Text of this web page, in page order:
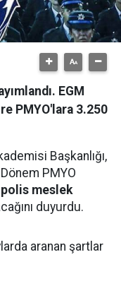
EGM
PMYO'lara 3.250
Başkanlığı,
PMYO
meslek
duyurdu.
aranan şartlar